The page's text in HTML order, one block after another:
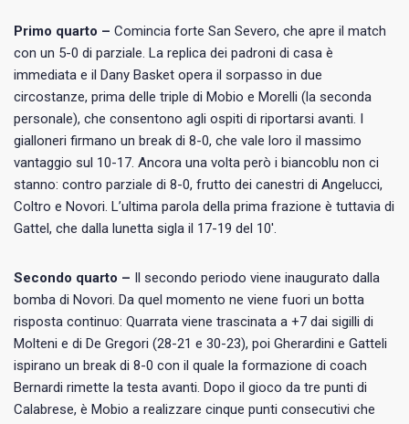
Primo quarto – Comincia forte San Severo, che apre il match
con un 5-0 di parziale. La replica dei padroni di casa è
immediata e il Dany Basket opera il sorpasso in due
circostanze, prima delle triple di Mobio e Morelli (la seconda
personale), che consentono agli ospiti di riportarsi avanti. I
gialloneri firmano un break di 8-0, che vale loro il massimo
vantaggio sul 10-17. Ancora una volta però i biancoblu non ci
stanno: contro parziale di 8-0, frutto dei canestri di Angelucci,
Coltro e Novori. L’ultima parola della prima frazione è tuttavia di
Gattel, che dalla lunetta sigla il 17-19 del 10′.
Secondo quarto – Il secondo periodo viene inaugurato dalla
bomba di Novori. Da quel momento ne viene fuori un botta
risposta continuo: Quarrata viene trascinata a +7 dai sigilli di
Molteni e di De Gregori (28-21 e 30-23), poi Gherardini e Gatteli
ispirano un break di 8-0 con il quale la formazione di coach
Bernardi rimette la testa avanti. Dopo il gioco da tre punti di
Calabrese, è Mobio a realizzare cinque punti consecutivi che